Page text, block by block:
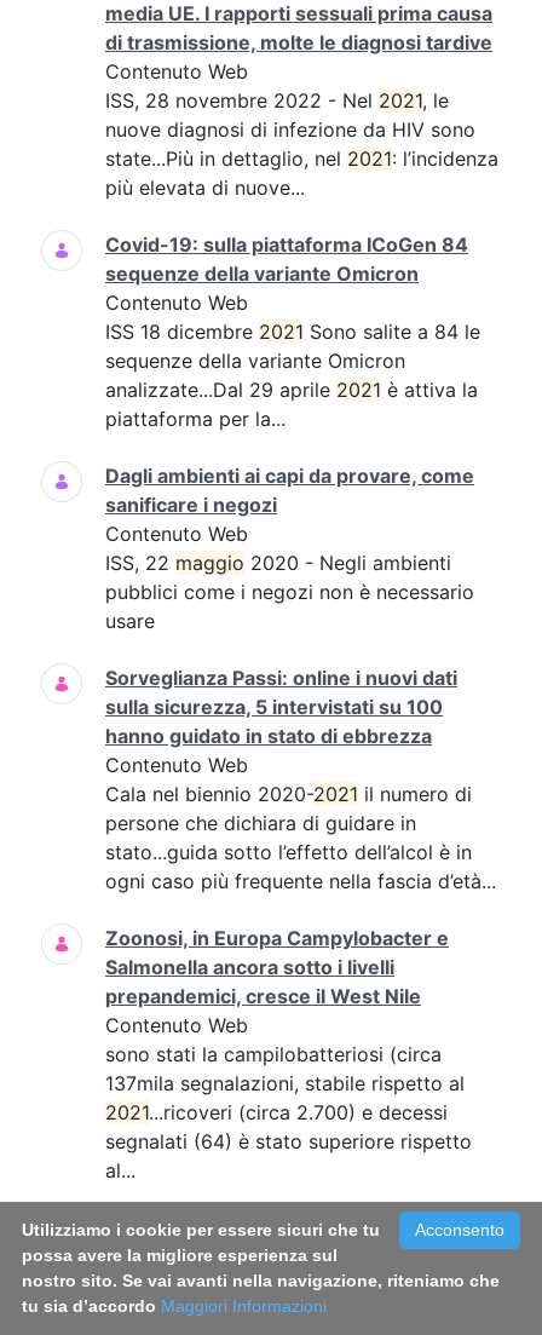
media UE. I rapporti sessuali prima causa
di trasmissione, molte le diagnosi tardive
Contenuto Web
ISS, 28 novembre 2022 - Nel 2021, le
nuove diagnosi di infezione da HIV sono
state...Più in dettaglio, nel 2021: l’incidenza
più elevata di nuove...
Covid-19: sulla piattaforma ICoGen 84
sequenze della variante Omicron
Contenuto Web
ISS 18 dicembre 2021 Sono salite a 84 le
sequenze della variante Omicron
analizzate...Dal 29 aprile 2021 è attiva la
piattaforma per la...
Dagli ambienti ai capi da provare, come
sanificare i negozi
Contenuto Web
ISS, 22 maggio 2020 - Negli ambienti
pubblici come i negozi non è necessario
usare
Sorveglianza Passi: online i nuovi dati
sulla sicurezza, 5 intervistati su 100
hanno guidato in stato di ebbrezza
Contenuto Web
Cala nel biennio 2020-2021 il numero di
persone che dichiara di guidare in
stato...guida sotto l’effetto dell’alcol è in
ogni caso più frequente nella fascia d’età...
Zoonosi, in Europa Campylobacter e
Salmonella ancora sotto i livelli
prepandemici, cresce il West Nile
Contenuto Web
sono stati la campilobatteriosi (circa
137mila segnalazioni, stabile rispetto al
2021...ricoveri (circa 2.700) e decessi
segnalati (64) è stato superiore rispetto
al...
Malaria, identificate nuove molecole che
bloccano la trasmissione del parassita
grazie ad uno studio ISS-IRBM-CNR
Contenuto Web
Acconsento
Utilizziamo i cookie per essere sicuri che tu
possa avere la migliore esperienza sul
nostro sito. Se vai avanti nella navigazione, riteniamo che
tu sia d’accordo Maggiori Informazioni